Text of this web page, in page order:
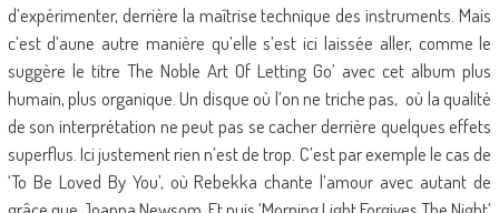
d’expérimenter, derrière la maîtrise technique des instruments. Mais
c’est d’aune autre manière qu’elle s’est ici laissée aller, comme le
suggère le titre The Noble Art Of Letting Go’ avec cet album plus
humain, plus organique. Un disque où l’on ne triche pas, où la qualité
de son interprétation ne peut pas se cacher derrière quelques effets
superflus. Ici justement rien n’est de trop. C’est par exemple le cas de
‘To Be Loved By You’, où Rebekka chante l’amour avec autant de